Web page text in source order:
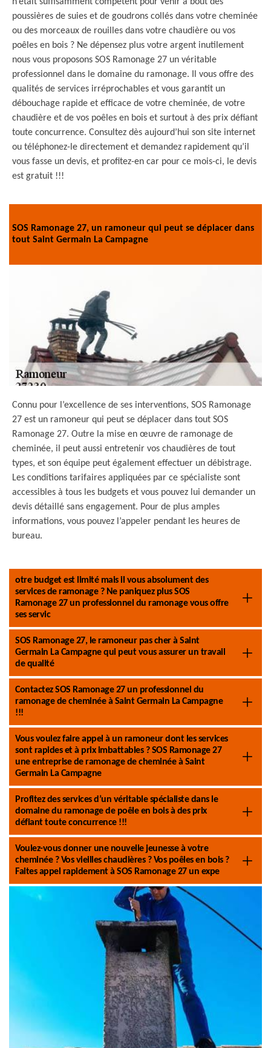
poussières de suies et de goudrons collés dans votre cheminée
ou des morceaux de rouilles dans votre chaudière ou vos
poêles en bois ? Ne dépensez plus votre argent inutilement
nous vous proposons SOS Ramonage 27 un véritable
professionnel dans le domaine du ramonage. Il vous offre des
qualités de services irréprochables et vous garantit un
débouchage rapide et efficace de votre cheminée, de votre
chaudière et de vos poêles en bois et surtout à des prix défiant
toute concurrence. Consultez dès aujourd’hui son site internet
ou téléphonez-le directement et demandez rapidement qu’il
vous fasse un devis, et profitez-en car pour ce mois-ci, le devis
est gratuit !!!
SOS Ramonage 27, un ramoneur qui peut se déplacer dans
tout Saint Germain La Campagne
Connu pour l’excellence de ses interventions, SOS Ramonage
27 est un ramoneur qui peut se déplacer dans tout SOS
Ramonage 27. Outre la mise en œuvre de ramonage de
cheminée, il peut aussi entretenir vos chaudières de tout
types, et son équipe peut également effectuer un débistrage.
Les conditions tarifaires appliquées par ce spécialiste sont
accessibles à tous les budgets et vous pouvez lui demander un
devis détaillé sans engagement. Pour de plus amples
informations, vous pouvez l’appeler pendant les heures de
bureau.
otre budget est limité mais il vous absolument des
services de ramonage ? Ne paniquez plus SOS
Ramonage 27 un professionnel du ramonage vous offre
ses servic
SOS Ramonage 27, le ramoneur pas cher à Saint
Germain La Campagne qui peut vous assurer un travail
de qualité
Contactez SOS Ramonage 27 un professionnel du
ramonage de cheminée à Saint Germain La Campagne
!!!
Vous voulez faire appel à un ramoneur dont les services
sont rapides et à prix imbattables ? SOS Ramonage 27
une entreprise de ramonage de cheminée à Saint
Germain La Campagne
Profitez des services d’un véritable spécialiste dans le
domaine du ramonage de poêle en bois à des prix
défiant toute concurrence !!!
Voulez-vous donner une nouvelle jeunesse à votre
cheminée ? Vos vieilles chaudières ? Vos poêles en bois ?
Faites appel rapidement à SOS Ramonage 27 un expe